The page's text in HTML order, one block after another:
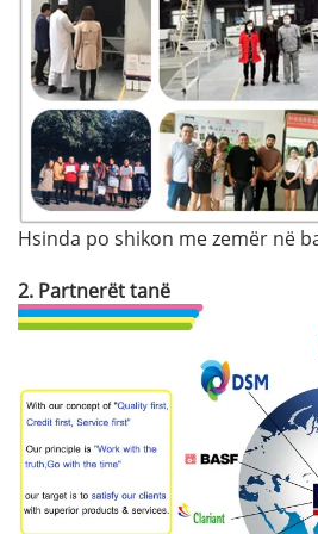
Hsinda po shikon me zemër në
2. Partnerët tanë